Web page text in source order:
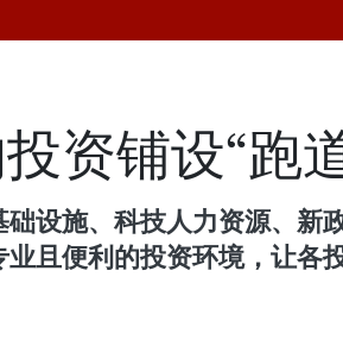
资铺设“跑
设施、科技人力资源、新
且便利的投资环境，让各